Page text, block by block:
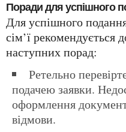
Поради для успішного
Для успішного подання заявки на возз’єднання
сім’ї рекомендується
наступних порад:
Ретельно перевірте всі документи перед
подачею заявки.
оформлення
відмови.